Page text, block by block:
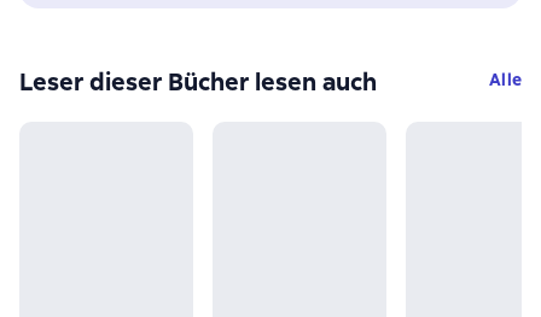
Leser dieser Bücher lesen auch Alle